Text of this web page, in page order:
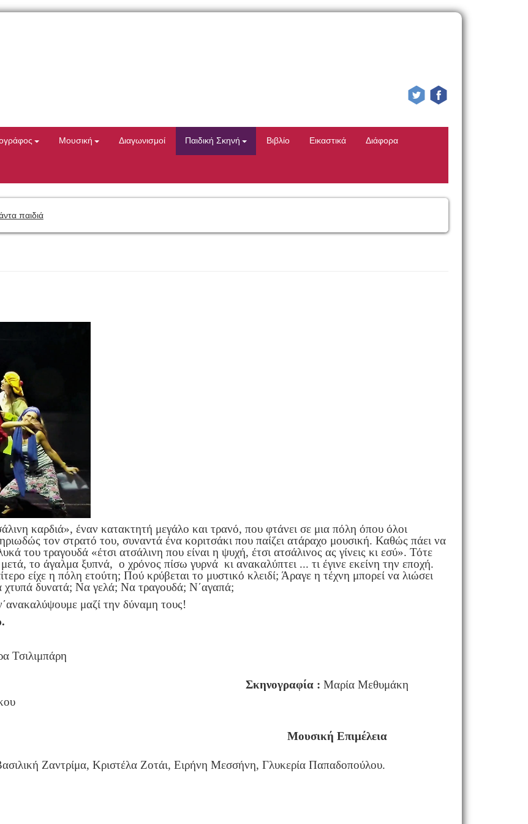
Μουσική Διαγωνισμοί Παιδική Σκηνή Βιβλίο Εικαστικά Διάφορα
παιδιά
καρδιά», έναν κατακτητή μεγάλο και τρανό, που φτάνει σε μια πόλη όπου όλοι
τον στρατό του, συναντά ένα κοριτσάκι που παίζει ατάραχο μουσική. Καθώς πάει να
του τραγουδά «έτσι ατσάλινη που είναι η ψυχή, έτσι ατσάλινος ας γίνεις κι εσύ». Τότε
το άγαλμα ξυπνά, ο χρόνος πίσω γυρνά κι ανακαλύπτει ... τι έγινε εκείνη την εποχή.
είχε η πόλη ετούτη; Πού κρύβεται το μυστικό κλειδί; Άραγε η τέχνη μπορεί να λιώσει
χτυπά δυνατά; Να γελά; Να τραγουδά; Ν΄αγαπά;
μαζί την δύναμη τους!
Τσιλιμπάρη
Μεσσήνη Σκηνογραφία : Μαρία Μεθυμάκη
Σαμαρά Μουσική Επιμέλεια
Ζαντρίμα, Κριστέλα Ζοτάι, Ειρήνη Μεσσήνη, Γλυκερία Παπαδοπούλου.